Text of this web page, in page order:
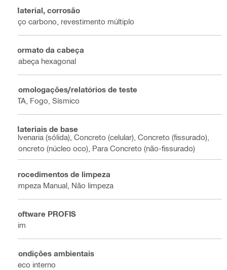
Material, corrosão
Aço carbono, revestimento múltiplo
Formato da cabeça
Cabeça hexagonal
Homologações/relatórios de teste
ETA, Fogo, Sísmico
Materiais de base
Alvenaria (sólida), Concreto (celular), Concreto (fissurado),
Concreto (núcleo oco), Para Concreto (não-fissurado)
Procedimentos de limpeza
Limpeza Manual, Não limpeza
Software PROFIS
Sim
Condições ambientais
Seco interno